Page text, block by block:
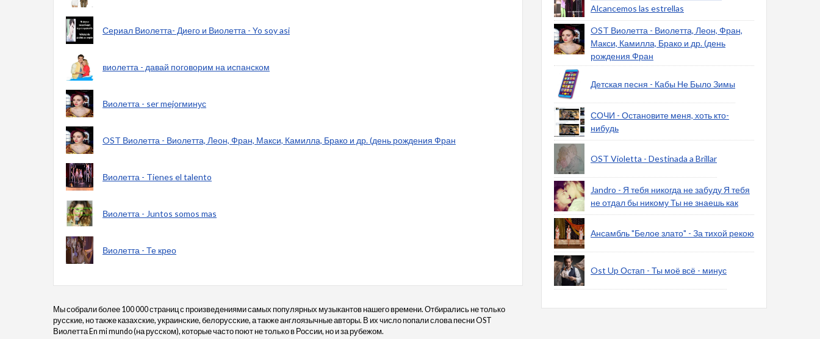
Сериал Виолетта- Диего и Виолетта - Yo soy asi
виолетта - давай поговорим на испанском
Виолетта - ser mejorминус
OST Виолетта - Виолетта, Леон, Фран, Макси, Камилла, Брако и др. (день рождения Фран
Виолетта - Tienes el talento
Виолетта - Juntos somos mas
Виолетта - Те крео
Мы собрали более 100 000 страниц с произведениями самых популярных музыкантов нашего времени. Отбирались не только
русские, но также казахские, украинские, белорусские, а также англоязычные авторы. В их число попали слова песни OST
Виолетта En mi mundo (на русском), которые часто поют не только в России, но и за рубежом.
Alcancemos las estrellas
OST Виолетта - Виолетта, Леон, Фран,
Макси, Камилла, Брако и др. (день
рождения Фран
Детская песня - Кабы Не Было Зимы
СОЧИ - Остановите меня, хоть кто-
нибудь
OST Violetta - Destinada a Brillar
Jandro - Я тебя никогда не забуду Я тебя
не отдал бы никому Ты не знаешь как
Ансамбль "Белое злато" - За тихой рекою
Ost Up Остап - Ты моё всё - минус